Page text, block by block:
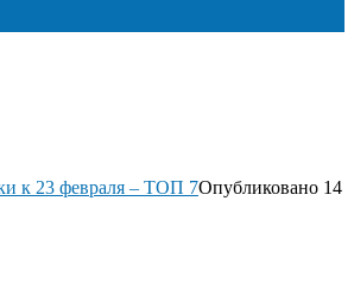
к 23 февраля – ТОП 7Опубликовано 14